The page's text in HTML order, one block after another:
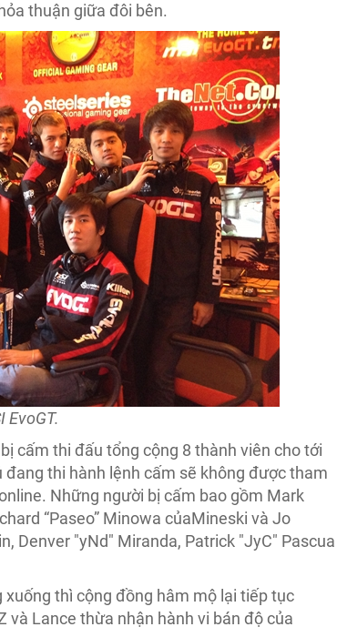
thuận giữa đôi bên.
EvoGT.
cấm thi đấu tổng cộng 8 thành viên cho tới
thi hành lệnh cấm sẽ không được tham
Những người bị cấm bao gồm Mark
“Paseo” Minowa củaMineski và Jo
Denver "yNd" Miranda, Patrick "JyC" Pascua
thì cộng đồng hâm mộ lại tiếp tục
và Lance thừa nhận hành vi bán độ của